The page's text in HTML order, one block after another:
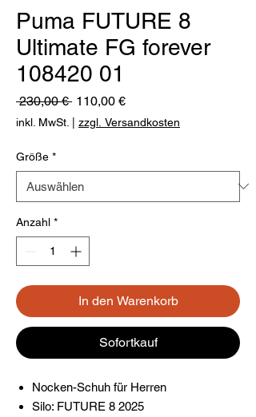
Puma FUTURE 8
Ultimate FG forever
108420 01
230,00 € Standardpreis
110,00 €Sale-
Preis
inkl. MwSt. zzgl. Versandkosten
Größe *
Anzahl *
In den Warenkorb
Sofortkauf
Nocken-Schuh für Herren
Silo: FUTURE 8 2025